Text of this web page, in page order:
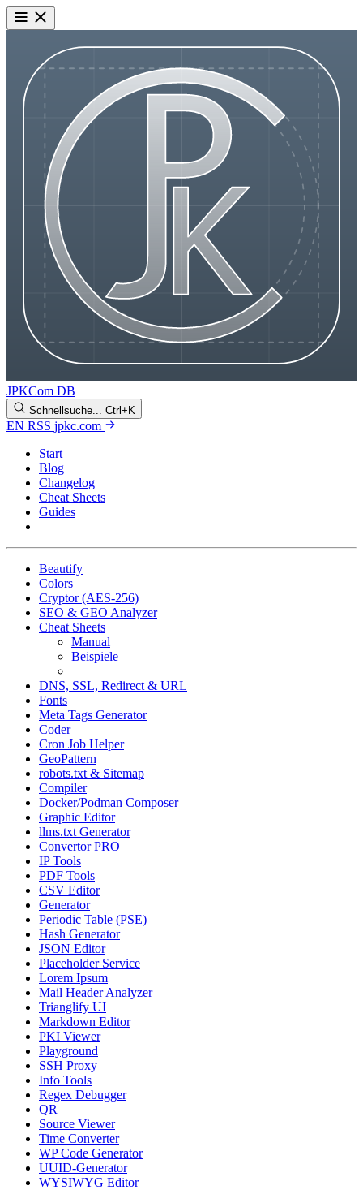
JPKCom DB
Schnellsuche... Ctrl+K
EN RSS jpkc.com
Start
Blog
Changelog
Cheat Sheets
Guides
Beautify
Colors
Cryptor (AES-256)
SEO & GEO Analyzer
Cheat Sheets
Manual
Beispiele
DNS, SSL, Redirect & URL
Fonts
Meta Tags Generator
Coder
Cron Job Helper
GeoPattern
robots.txt & Sitemap
Compiler
Docker/Podman Composer
Graphic Editor
llms.txt Generator
Convertor PRO
IP Tools
PDF Tools
CSV Editor
Generator
Periodic Table (PSE)
Hash Generator
JSON Editor
Placeholder Service
Lorem Ipsum
Mail Header Analyzer
Trianglify UI
Markdown Editor
PKI Viewer
Playground
SSH Proxy
Info Tools
Regex Debugger
QR
Source Viewer
Time Converter
WP Code Generator
UUID-Generator
WYSIWYG Editor